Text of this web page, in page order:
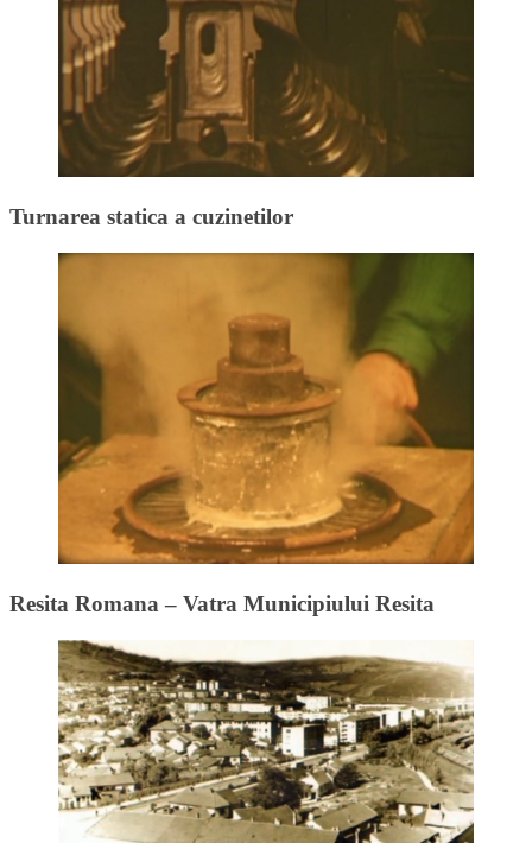
Turnarea statica a cuzinetilor
Resita Romana – Vatra Municipiului Resita